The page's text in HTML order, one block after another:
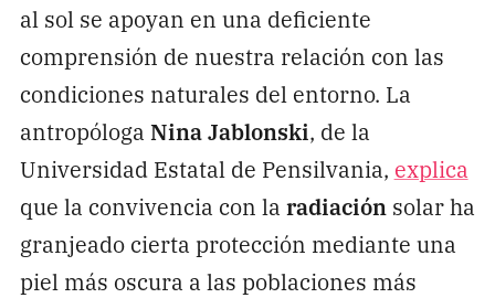
al sol se apoyan en una deficiente
comprensión de nuestra relación con las
condiciones naturales del entorno. La
antropóloga Nina Jablonski, de la
Universidad Estatal de Pensilvania, explica
que la convivencia con la radiaciónsolar ha
granjeado cierta protección mediante una
piel más oscura a las poblaciones más